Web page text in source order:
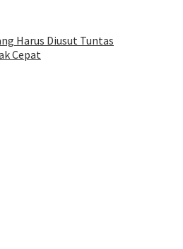
Harus Diusut Tuntas
Cepat